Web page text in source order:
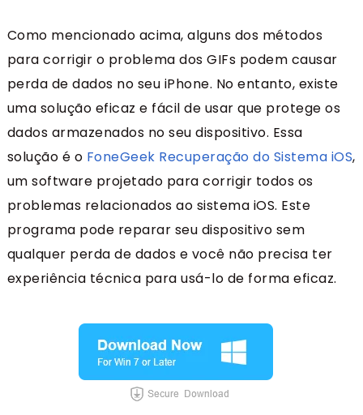
Como mencionado acima, alguns dos métodos
para corrigir o problema dos GIFs podem causar
perda de dados no seu iPhone. No entanto, existe
uma solução eficaz e fácil de usar que protege os
dados armazenados no seu dispositivo. Essa
solução é o FoneGeek Recuperação do Sistema iOS,
um software projetado para corrigir todos os
problemas relacionados ao sistema iOS. Este
programa pode reparar seu dispositivo sem
qualquer perda de dados e você não precisa ter
experiência técnica para usá-lo de forma eficaz.